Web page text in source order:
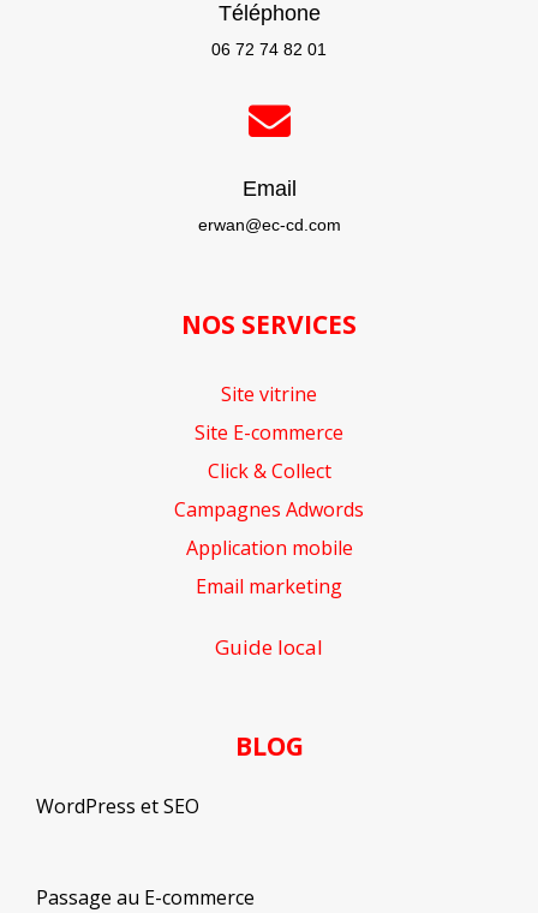
Téléphone
06 72 74 82 01

Email
erwan@ec-cd.com
NOS SERVICES
Site vitrine
Site E-commerce
Click & Collect
Campagnes Adwords
Application mobile
Email marketing
Guide local
BLOG
WordPress et SEO
Passage au E-commerce